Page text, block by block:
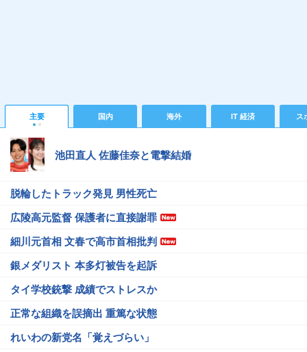
主要 国内 海外 IT 経済 ス
池田直人 佐藤佳奈と電撃結婚
脱輪したトラック発見 男性死亡
広陵高元監督 保護者に直接謝罪
細川元首相 文春で高市首相批判
銀メダリスト 本多灯被告を起訴
タイ学校銃撃 成績でストレスか
正常な組織を誤摘出 重篤な状態
れいわの新党名「覚えづらい」